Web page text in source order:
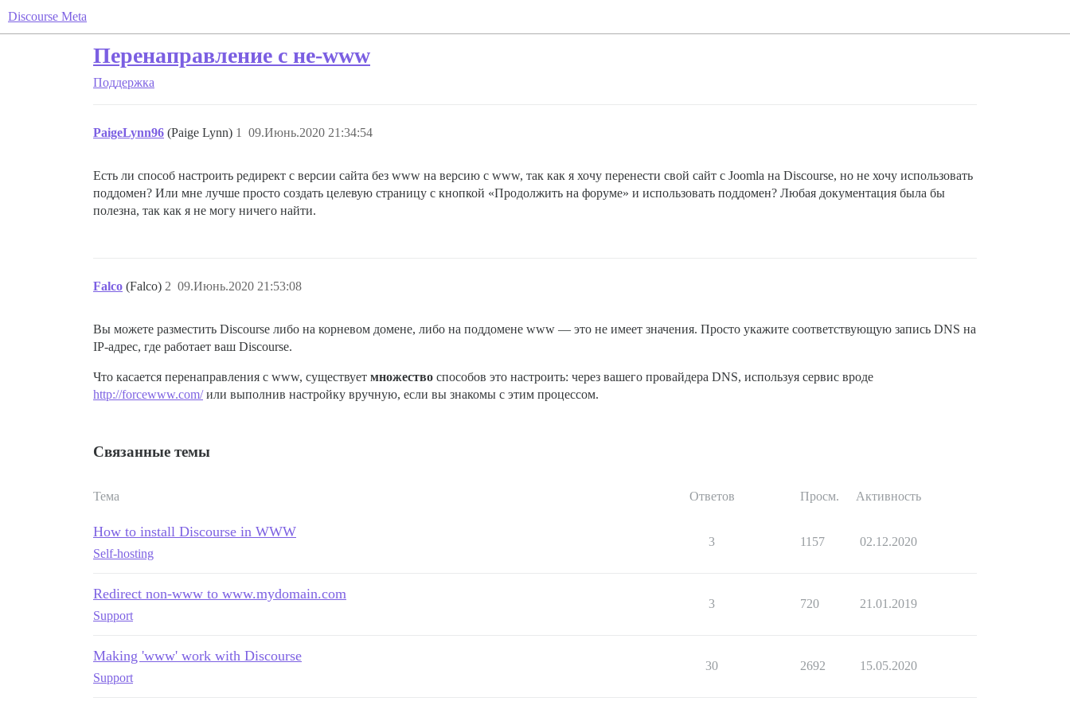
Discourse Meta
Перенаправление с не-www
Поддержка
PaigeLynn96 (Paige Lynn) 09.Июнь.2020 21:34:54
1
Есть ли способ настроить редирект с версии сайта без www на версию с www, так как я хочу перенести свой сайт с Joomla на Discourse, но не хочу использовать
поддомен? Или мне лучше просто создать целевую страницу с кнопкой «Продолжить на форуме» и использовать поддомен? Любая документация была бы
полезна, так как я не могу ничего найти.
Falco (Falco) 09.Июнь.2020 21:53:08
2
Вы можете разместить Discourse либо на корневом домене, либо на поддомене www — это не имеет значения. Просто укажите соответствующую запись DNS на
IP-адрес, где работает ваш Discourse.
Что касается перенаправления с www, существует множество способов это настроить: через вашего провайдера DNS, используя сервис вроде
http://forcewww.com/или выполнив настройку вручную, если вы знакомы с этим процессом.
Связанные темы
Тема Ответов Просм. Активность
How to install Discourse in WWW
Self-hosting
3 1157 02.12.2020
Redirect non-www to www.mydomain.com
Support
3 720 21.01.2019
Making 'www' work with Discourse
Support
30 2692 15.05.2020